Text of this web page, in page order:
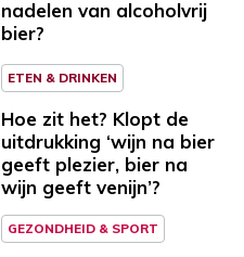
nadelen van alcoholvrij
bier?
ETEN & DRINKEN
Hoe zit het? Klopt de
uitdrukking ‘wijn na bier
geeft plezier, bier na
wijn geeft venijn’?
GEZONDHEID & SPORT